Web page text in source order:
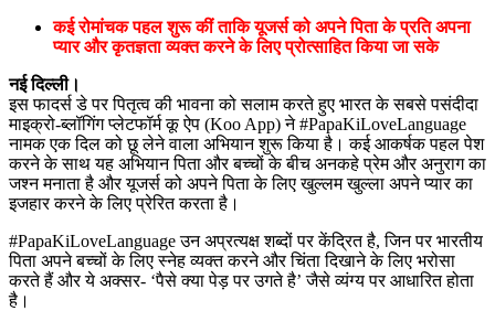
कई रोमांचक पहल शुरू कीं ताकि यूजर्स को अपने पिता के प्रति अपना
प्यार और कृतज्ञता व्यक्त करने के लिए प्रोत्साहित किया जा सके
नई दिल्ली।
इस फादर्स डे पर पितृत्व की भावना को सलाम करते हुए भारत के सबसे पसंदीदा
माइक्रो-ब्लॉगिंग प्लेटफॉर्म कू ऐप (Koo App) ने #PapaKiLoveLanguage
नामक एक दिल को छू लेने वाला अभियान शुरू किया है। कई आकर्षक पहल पेश
करने के साथ यह अभियान पिता और बच्चों के बीच अनकहे प्रेम और अनुराग का
जश्न मनाता है और यूजर्स को अपने पिता के लिए खुल्लम खुल्ला अपने प्यार का
इजहार करने के लिए प्रेरित करता है।
#PapaKiLoveLanguage उन अप्रत्यक्ष शब्दों पर केंद्रित है, जिन पर भारतीय
पिता अपने बच्चों के लिए स्नेह व्यक्त करने और चिंता दिखाने के लिए भरोसा
करते हैं और ये अक्सर- ‘पैसे क्या पेड़ पर उगते है’ जैसे व्यंग्य पर आधारित होता
है।